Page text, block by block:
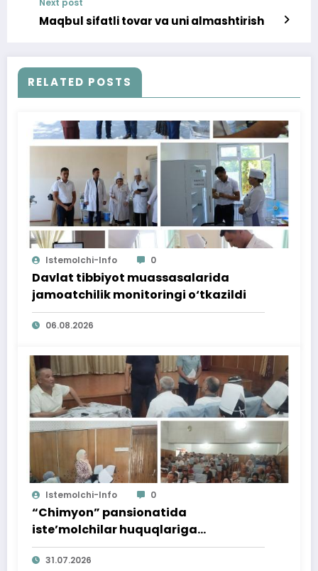
Maqbul sifatli tovar va uni almashtirish
RELATED POSTS
Istemolchi-Info 0
Davlat tibbiyot muassasalarida
jamoatchilik monitoringi o‘tkazildi
06.08.2026
Istemolchi-Info 0
“Chimyon” pansionatida
iste’molchilar huquqlariga
bag‘ishlangan targ‘ibot tadbiri
o‘tkazildi
31.07.2026